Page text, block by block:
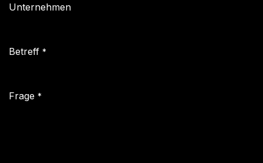
Unternehmen
Betreff *
Frage *